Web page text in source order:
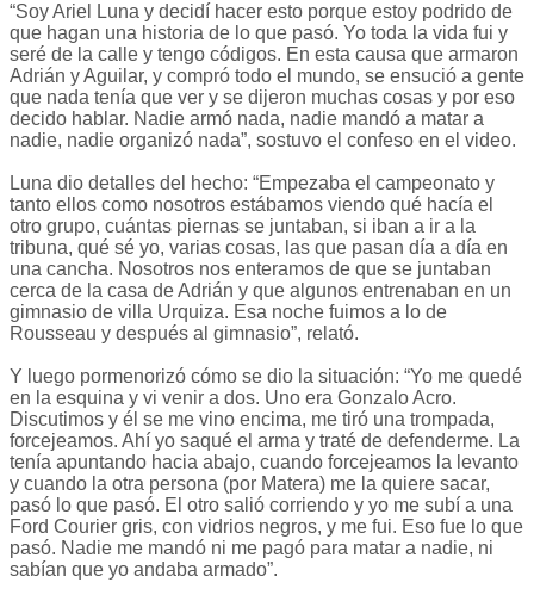
“Soy Ariel Luna y decidí hacer esto porque estoy podrido de
que hagan una historia de lo que pasó. Yo toda la vida fui y
seré de la calle y tengo códigos. En esta causa que armaron
Adrián y Aguilar, y compró todo el mundo, se ensució a gente
que nada tenía que ver y se dijeron muchas cosas y por eso
decido hablar. Nadie armó nada, nadie mandó a matar a
nadie, nadie organizó nada”, sostuvo el confeso en el video.
Luna dio detalles del hecho: “Empezaba el campeonato y
tanto ellos como nosotros estábamos viendo qué hacía el
otro grupo, cuántas piernas se juntaban, si iban a ir a la
tribuna, qué sé yo, varias cosas, las que pasan día a día en
una cancha. Nosotros nos enteramos de que se juntaban
cerca de la casa de Adrián y que algunos entrenaban en un
gimnasio de villa Urquiza. Esa noche fuimos a lo de
Rousseau y después al gimnasio”, relató.
Y luego pormenorizó cómo se dio la situación: “Yo me quedé
en la esquina y vi venir a dos. Uno era Gonzalo Acro.
Discutimos y él se me vino encima, me tiró una trompada,
forcejeamos. Ahí yo saqué el arma y traté de defenderme. La
tenía apuntando hacia abajo, cuando forcejeamos la levanto
y cuando la otra persona (por Matera) me la quiere sacar,
pasó lo que pasó. El otro salió corriendo y yo me subí a una
Ford Courier gris, con vidrios negros, y me fui. Eso fue lo que
pasó. Nadie me mandó ni me pagó para matar a nadie, ni
sabían que yo andaba armado”.